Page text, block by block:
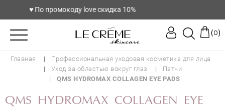
♥️ По промокоду love скидка 10%
(0)
Главная
Профессиональная уходовая косметика для лица
Уход за областью вокруг глаз
Патчи
QMS HYDROMAX COLLAGEN EYE PADS
QMS HYDROMAX COLLAGEN EYE